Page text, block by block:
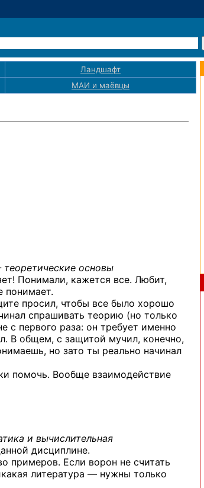
Ландшафт
МАИ и маёвцы
основы
Понимали, кажется все. Любит,
понимает.
просил, чтобы все было хорошо
спрашивать теорию (но только
с первого раза: он требует именно
В общем, с защитой мучил, конечно,
но зато ты реально начинал
помочь. Вообще взаимодействие
и вычислительная
дисциплине.
примеров. Если ворон не считать
литература — нужны только